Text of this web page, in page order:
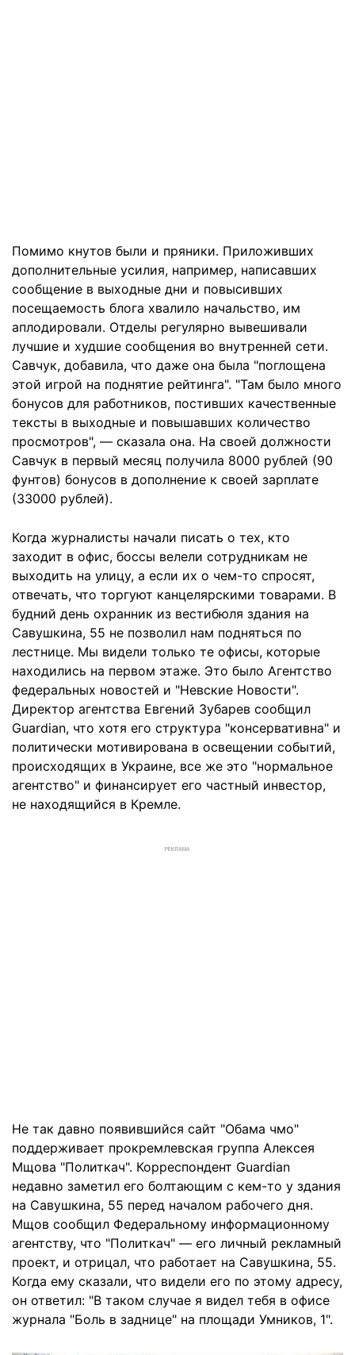
Помимо кнутов были и пряники. Приложивших
дополнительные усилия, например, написавших
сообщение в выходные дни и повысивших
посещаемость блога хвалило начальство, им
аплодировали. Отделы регулярно вывешивали
лучшие и худшие сообщения во внутренней сети.
Савчук, добавила, что даже она была "поглощена
этой игрой на поднятие рейтинга". "Там было много
бонусов для работников, постивших качественные
тексты в выходные и повышавших количество
просмотров", — сказала она. На своей должности
Савчук в первый месяц получила 8000 рублей (90
фунтов) бонусов в дополнение к своей зарплате
(33000 рублей).
Когда журналисты начали писать о тех, кто
заходит в офис, боссы велели сотрудникам не
выходить на улицу, а если их о чем-то спросят,
отвечать, что торгуют канцелярскими товарами. В
будний день охранник из вестибюля здания на
Савушкина, 55 не позволил нам подняться по
лестнице. Мы видели только те офисы, которые
находились на первом этаже. Это было Агентство
федеральных новостей и "Невские Новости".
Директор агентства Евгений Зубарев сообщил
Guardian, что хотя его структура "консервативна" и
политически мотивирована в освещении событий,
происходящих в Украине, все же это "нормальное
агентство" и финансирует его частный инвестор,
не находящийся в Кремле.
РЕКЛАМА
Не так давно появившийся сайт "Обама чмо"
поддерживает прокремлевская группа Алексея
Мщова "Политкач". Корреспондент Guardian
недавно заметил его болтающим с кем-то у здания
на Савушкина, 55 перед началом рабочего дня.
Мщов сообщил Федеральному информационному
агентству, что "Политкач" — его личный рекламный
проект, и отрицал, что работает на Савушкина, 55.
Когда ему сказали, что видели его по этому адресу,
он ответил: "В таком случае я видел тебя в офисе
журнала "Боль в заднице" на площади Умников, 1".